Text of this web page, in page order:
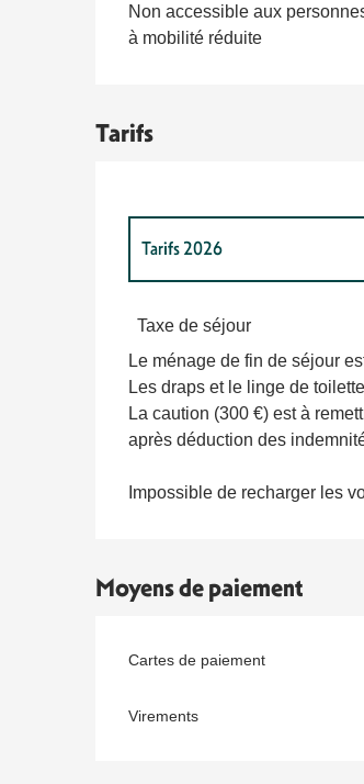
Non accessible aux
à mobilité réduite
Tarifs
Tarifs 2026
Tarifs 2027
Taxe de séjour
Le ménage de fin de séjour
Les draps et le linge de
La caution (300 €) est à
après déduction des
Impossible de recharger les
Moyens de paiement
Cartes de paiement
Virements